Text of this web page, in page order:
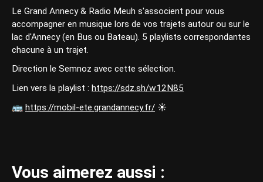
Le Grand Annecy & Radio Meuh s'associent pour vous
accompagner en musique lors de vos trajets autour ou sur le
lac d'Annecy (en Bus ou Bateau). 5 playlists correspondantes
chacune à un trajet.
Direction le Semnoz avec cette sélection.
Lien vers la playlist : https://sdz.sh/w12N85
🚌 https://mobil-ete.grandannecy.fr/ ☀
Vous aimerez aussi :